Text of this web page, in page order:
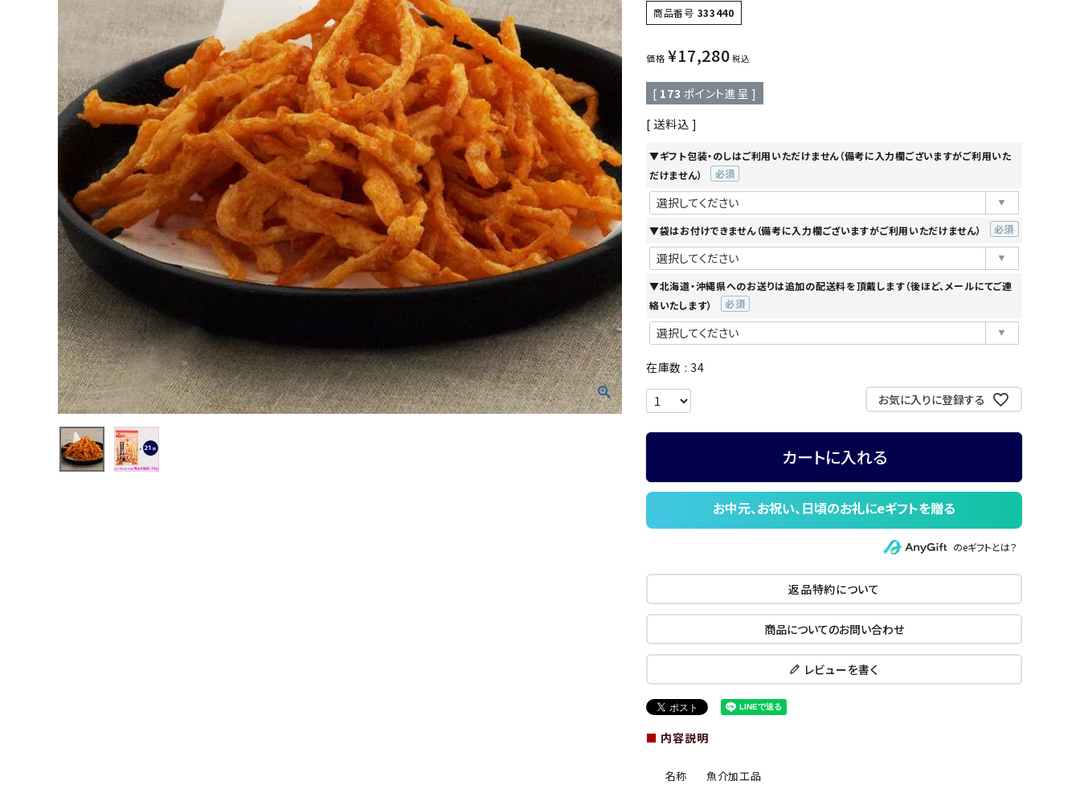
商品番号 333440
価格 ¥17,280 税込
[ 173 ポイント進呈 ]
送料込
▼ギフト包装・のしはご利用いただけません（備考に入力欄ございますがご利用いた
だけません）
(必
須)
▼袋はお付けできません（備考に入力欄ございますがご利用いただけません）
(必
須)
▼北海道・沖縄県へのお送りは追加の配送料を頂戴します（後ほど、メールにてご連
絡いたします）
(必
須)
在庫数
34
お気に入りに登録する
カートに入れる
のeギフトとは？
返品特約について
商品についてのお問い合わせ
レビューを書く
■ 内容説明
名称
魚介加工品